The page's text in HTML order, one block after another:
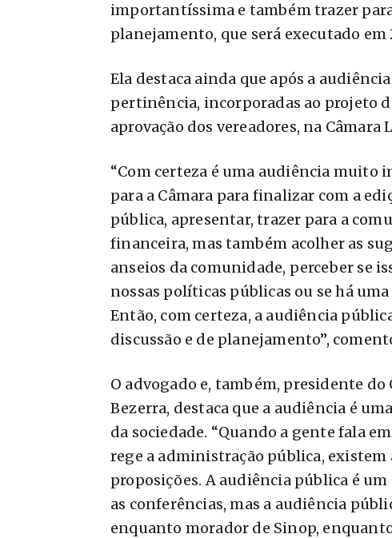
importantíssima e também trazer
planejamento, que será executado em
Ela destaca ainda que após a
pertinência, incorporadas ao projeto
aprovação dos vereadores, na Câmara
“Com certeza é uma audiência muito
para a Câmara para finalizar com a
pública, apresentar, trazer para a
financeira, mas também acolher as
anseios da comunidade, perceber se
nossas políticas públicas ou se há
Então, com certeza, a audiência
discussão e de planejamento”,
O advogado e, também, presidente
Bezerra, destaca que a audiência é
da sociedade. “Quando a gente fala
rege a administração pública,
proposições. A audiência pública é
as conferências, mas a audiência
enquanto morador de Sinop,